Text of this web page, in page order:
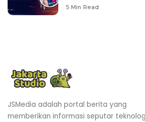
5 Min Read
JSMedia adalah portal berita yang
memberikan informasi seputar